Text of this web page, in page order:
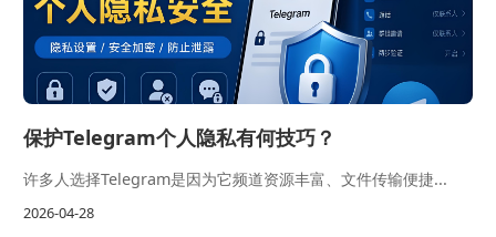
保护Telegram个人隐私有何技巧？
许多人选择Telegram是因为它频道资源丰富、文件传输便捷...
2026-04-28